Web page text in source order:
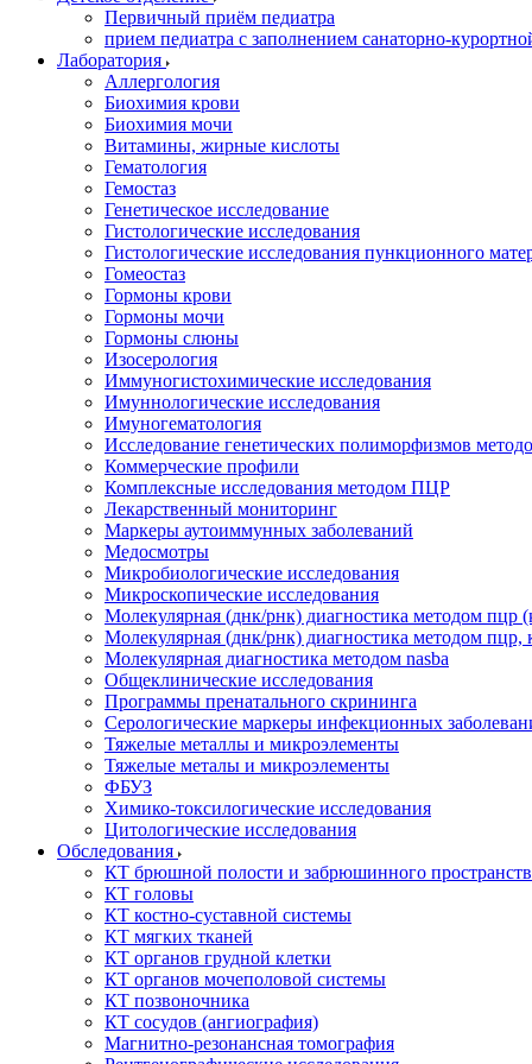
Первичный приём педиатра
прием педиатра с заполнением санаторно-
Лаборатория
Аллергология
Биохимия крови
Биохимия мочи
Витамины, жирные кислоты
Гематология
Гемостаз
Генетическое исследование
Гистологические исследования
Гистологические исследования пункционного
Гомеостаз
Гормоны крови
Гормоны мочи
Гормоны слюны
Изосерология
Иммуногистохимические исследования
Имуннологические исследования
Имуногематология
Исследование генетических полиморфизмов
Коммерческие профили
Комплексные исследования методом ПЦР
Лекарственный мониторинг
Маркеры аутоиммунных заболеваний
Медосмотры
Микробиологические исследования
Микроскопические исследования
Молекулярная (днк/рнк) диагностика методом пцр
Молекулярная (днк/рнк) диагностика методом пцр,
Молекулярная диагностика методом nasba
Общеклинические исследования
Программы пренатального скрининга
Серологические маркеры инфекционных
Тяжелые металлы и микроэлементы
Тяжелые металы и микроэлементы
ФБУЗ
Химико-токсилогические исследования
Цитологические исследования
Обследования
КТ брюшной полости и забрюшинного
КТ головы
КТ костно-суставной системы
КТ мягких тканей
КТ органов грудной клетки
КТ органов мочеполовой системы
КТ позвоночника
КТ сосудов (ангиография)
Магнитно-резонансная томография